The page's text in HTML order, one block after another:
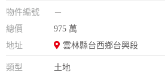
物件編號
－
總價
975 萬
地址
雲林縣台西鄉台興段
類型
土地